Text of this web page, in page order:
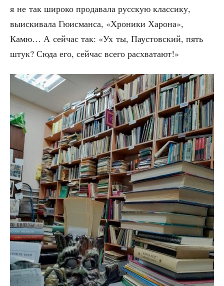
я не так широ­ко про­да­ва­ла рус­скую клас­си­ку,
выис­ки­ва­ла Гюисман­са, «Хро­ни­ки Харо­на»,
Камю… А сей­час так: «Ух ты, Пау­стов­ский, пять
штук? Сюда его, сей­час все­го расхватают!»